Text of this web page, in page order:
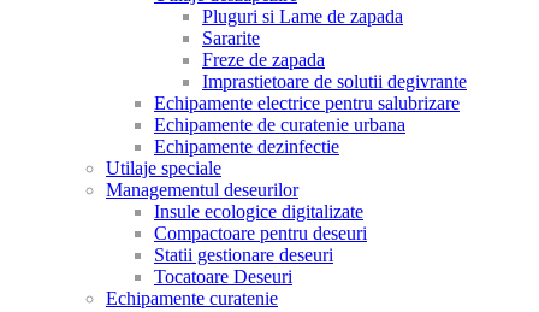
Pluguri si Lame de zapada
Sararite
Freze de zapada
Imprastietoare de solutii degivrante
Echipamente electrice pentru salubrizare
Echipamente de curatenie urbana
Echipamente dezinfectie
Utilaje speciale
Managementul deseurilor
Insule ecologice digitalizate
Compactoare pentru deseuri
Statii gestionare deseuri
Tocatoare Deseuri
Echipamente curatenie